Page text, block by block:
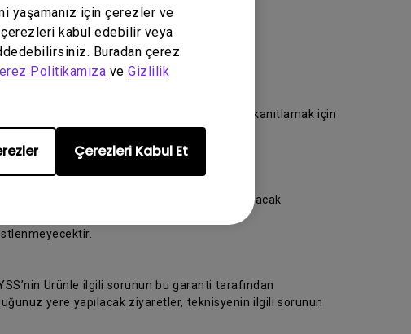
yaşamanız için çerezler ve
kabul edebilir veya
Buradan çerez
Politikamıza ve Gizlilik
Çerezleri Kabul Et
veya götürün. Lütfen satın alma tarihini kanıtlamak için
Ürünün hasarsız teslim alınmasını sağlayacak
Ürünle ilgili sorunun bu garanti tarafından
yere yapılacak ziyaretler, teknisyenin ilgili sorunun